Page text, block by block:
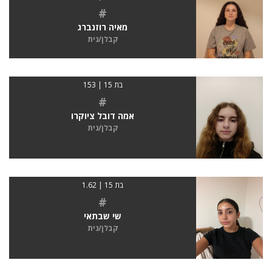
#
מאיה רוזנברג
קבלן/נית
בת 15 | 153
#
אמה דובל ציוקרו
קבלן/נית
בת 15 | 1.62
#
שי שבתאי
קבלן/נית